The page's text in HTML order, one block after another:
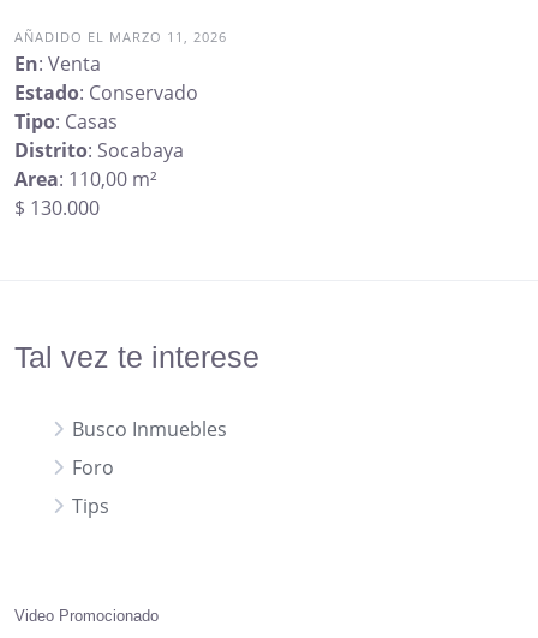
AÑADIDO EL MARZO 11, 2026
En: Venta
Estado: Conservado
Tipo: Casas
Distrito: Socabaya
Area: 110,00 m²
$ 130.000
Tal vez te interese
Busco Inmuebles
Foro
Tips
Video Promocionado